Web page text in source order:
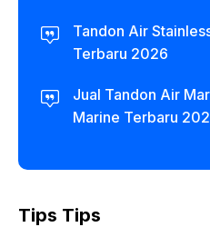
Tandon Air
Terbaru 2026
Jual Tandon Air
Marine Terbaru
Tips Tips